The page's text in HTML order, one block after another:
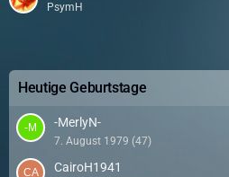
PsymH
Heutige Geburtstage
-MerlyN-
7. August 1979 (47)
CairoH1941